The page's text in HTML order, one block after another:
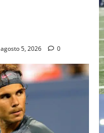
agosto 5, 2026 0